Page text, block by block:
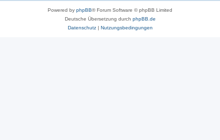
Powered by phpBB® Forum Software © phpBB Limited
Deutsche Übersetzung durch phpBB.de
Datenschutz| Nutzungsbedingungen